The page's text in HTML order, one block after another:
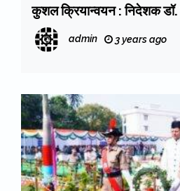
कुशल क्रियान्वयन : निदेशक डॉ.
admin 3 years ago